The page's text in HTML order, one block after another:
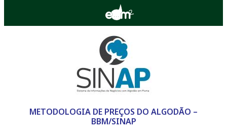
METODOLOGIA DE PREÇOS DO ALGODÃO –
BBM/SINAP